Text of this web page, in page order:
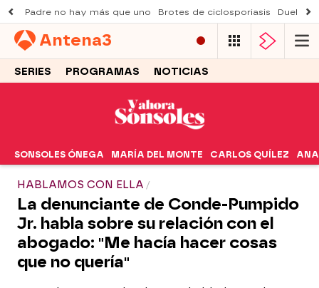
Padre no hay más que uno Brotes de ciclosporiasis Duelo
Antena3
SERIES PROGRAMAS NOTICIAS
SONSOLES ÓNEGA MARÍA DEL MONTE CARLOS QUÍLEZ ANA
HABLAMOS CON ELLA
La denunciante de Conde-Pumpido
Jr. habla sobre su relación con el
abogado: "Me hacía hacer cosas
que no quería"